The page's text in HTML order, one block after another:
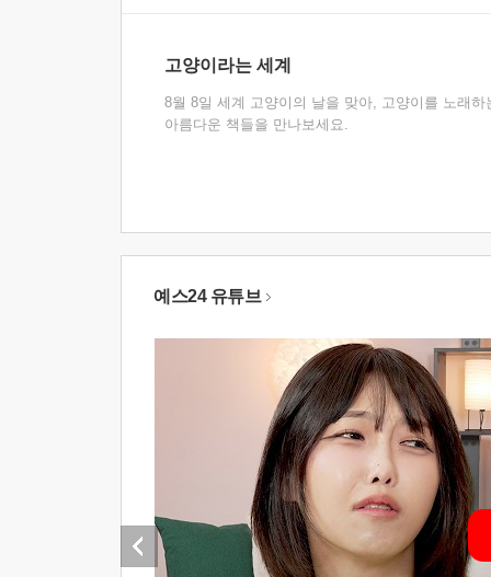
고양이라는 세계
8월 8일 세계 고양이의 날을 맞아, 고양이를 노래하
아름다운 책들을 만나보세요.
예스24 유튜브